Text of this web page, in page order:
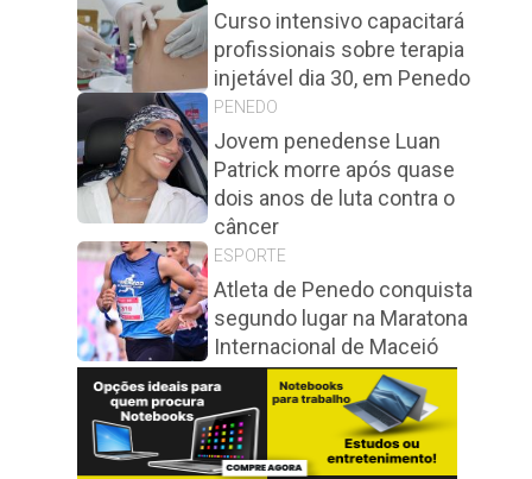
Curso intensivo capacitará
profissionais sobre terapia
injetável dia 30, em Penedo
PENEDO
Jovem penedense Luan
Patrick morre após quase
dois anos de luta contra o
câncer
ESPORTE
Atleta de Penedo conquista
segundo lugar na Maratona
Internacional de Maceió